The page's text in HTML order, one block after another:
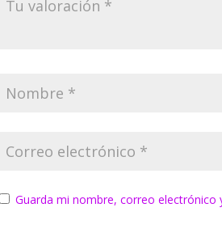
Guarda mi nombre, correo electrónico